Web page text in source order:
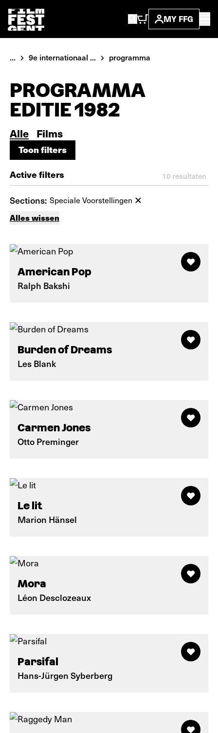
MY FFG
... 9e internationaal ... programma
PROGRAMMA
EDITIE 1982
Alle Films
Toon filters
Toon filters
Active filters 10 resultaten
Sections: Speciale Voorstellingen
Alles wissen
American Pop
Ralph Bakshi
Burden of Dreams
Les Blank
Carmen Jones
Otto Preminger
Le lit
Marion Hänsel
Mora
Léon Desclozeaux
Parsifal
Hans-Jürgen Syberberg